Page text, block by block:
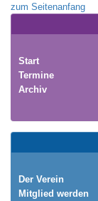
Start
Termine
Archiv
Der Verein
Mitglied werden
zum Seitenanfang